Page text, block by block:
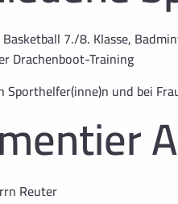
7./8. Klasse,
Drachenboot-Training
und bei
Reuter